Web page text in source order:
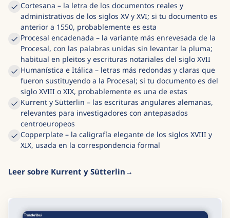
Cortesana – la letra de los documentos reales y
administrativos de los siglos XV y XVI; si tu documento es
anterior a 1550, probablemente es esta
Procesal encadenada – la variante más enrevesada de la
Procesal, con las palabras unidas sin levantar la pluma;
habitual en pleitos y escrituras notariales del siglo XVII
Humanística e Itálica – letras más redondas y claras que
fueron sustituyendo a la Procesal; si tu documento es del
siglo XVIII o XIX, probablemente es una de estas
Kurrent y Sütterlin – las escrituras angulares alemanas,
relevantes para investigadores con antepasados
centroeuropeos
Copperplate – la caligrafía elegante de los siglos XVIII y
XIX, usada en la correspondencia formal
Leer sobre Kurrent y Sütterlin